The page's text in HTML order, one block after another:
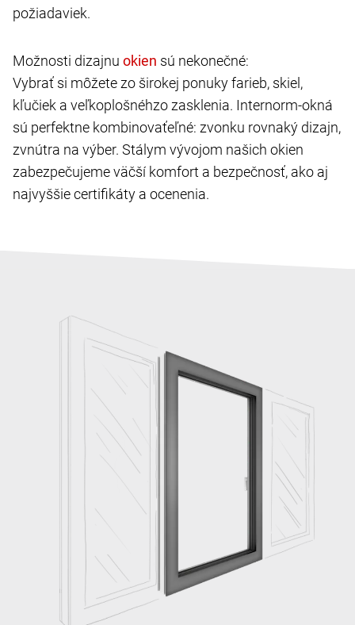
požiadaviek.
Možnosti dizajnu
sú nekonečné:
Vybrať si môžete zo širokej ponuky farieb, skiel,
kľučiek a veľkoplošnéhzo zasklenia. Internorm-okná
sú perfektne kombinovaťeľné: zvonku rovnaký dizajn,
zvnútra na výber. Stálym vývojom našich okien
zabezpečujeme väčší komfort a bezpečnosť, ako aj
najvyššie certifikáty a ocenenia.